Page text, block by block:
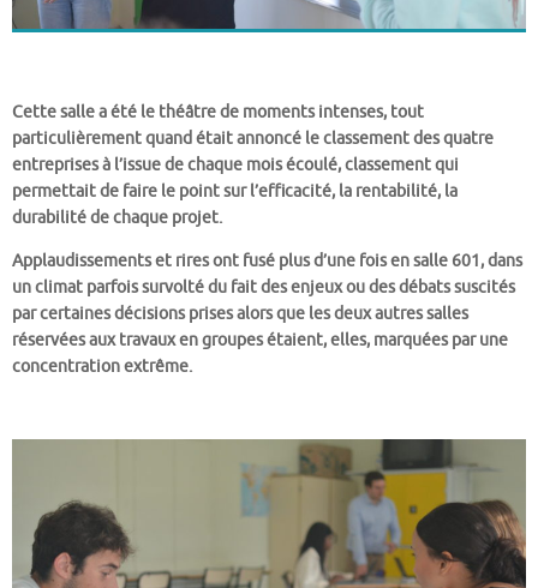
Cette salle a été le théâtre de moments intenses, tout
particulièrement quand était annoncé le classement des quatre
entreprises à l’issue de chaque mois écoulé, classement qui
permettait de faire le point sur l’efficacité, la rentabilité, la
durabilité de chaque projet.
Applaudissements et rires ont fusé plus d’une fois en salle 601, dans
un climat parfois survolté du fait des enjeux ou des débats suscités
par certaines décisions prises alors que les deux autres salles
réservées aux travaux en groupes étaient, elles, marquées par une
concentration extrême.